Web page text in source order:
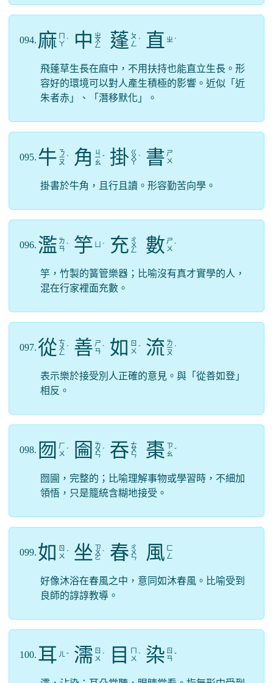
094. 麻 ㄚ ˊ 中 ㄓ
ㄨ
ㄥ 蓬 ㄆ
ㄥ
ˊ 直 ㄓ ˊ
飛蓬草生長在麻中，不用扶持也能直立生長。形
容好的環境可以對人產生積極的影響。近似「近
朱者赤」、「潛移默化」。
095. 牛 ㄋ
ㄧ
ㄡ
ˊ 角 ㄐ
ㄧ
ㄠ
ˇ 掛 ㄍ
ㄨ
ㄚ
ˋ 書 ㄕ
ㄨ
掛書於牛角，且行且讀。形容勤苦向學。
096. 濫 ㄌ
ㄢ ˋ 竽 ˊ 充 ㄔ
ㄨ
ㄥ 數 ㄕ
ㄨ ˋ
竽，竹製的簧管樂器；比喻沒有真才實學的人，
混在行家裡面充數。
097.從 ㄘ
ㄨ
ㄥ
ˊ 善 ㄕ
ㄢ ˋ 如
ㄖ
ㄨ ˊ 流 ㄌ
ㄧ
ㄡ
ˊ
表示樂於接受別人正確的意見。與「從善如登」
相反。
098. 囫
ㄏ
ㄨ ˊ 圇 ㄌ
ㄨ
ㄣ
ˊ 吞 ㄊ
ㄨ
ㄣ 棗
ㄗ
ㄠ ˇ
囫圇，完整的；比喻理解事物或學習時，不細加
領悟，只是籠統含糊地接受。
099. 如
ㄖ
ㄨ ˊ 坐 ㄗ
ㄨ
ㄛ
ˋ 春 ㄔ
ㄨ
ㄣ 風 ㄈ
ㄥ
好像沐浴在春風之中，意同如沐春風。比喻受到
良師的諄諄教導。
100. 耳 ㄦ ˇ 濡 ㄖ
ㄨ ˊ 目
ㄨ ˋ 染 ㄖ
ㄢ ˇ